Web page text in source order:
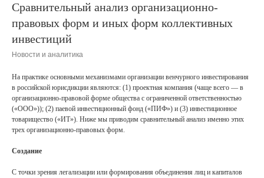
Сравнительный анализ организационно-
правовых форм и иных форм коллективных
инвестиций
Новости и аналитика
На практике основными механизмами организации венчурного инвестирования
в российской юрисдикции являются: (1) проектная компания (чаще всего — в
организационно-правовой форме общества с ограниченной ответственностью
(«ООО»)); (2) паевой инвестиционный фонд («ПИФ») и (3) инвестиционное
товарищество («ИТ»). Ниже мы приводим сравнительный анализ именно этих
трех организационно-правовых форм.
Создание
С точки зрения легализации или формирования объединения лиц и капиталов